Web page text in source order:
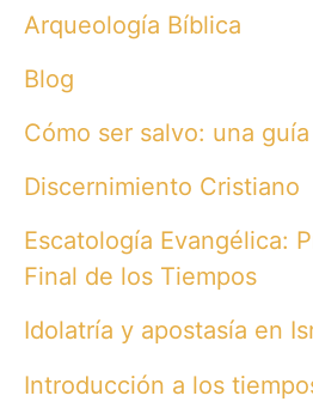
Arqueología Bíblica
Blog
Cómo ser salvo: una
Discernimiento Cristiano
Escatología Evangélica:
Final de los Tiempos
Idolatría y apostasía en
Introducción a los